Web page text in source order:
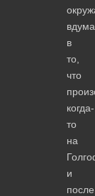
в
то,
что
когда-
то
на
и
после